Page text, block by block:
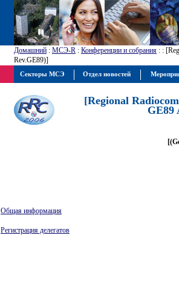
Домашний : МСЭ-R : Конференции и собрания : :
Rev.GE89)]
[Regional
GE89
Общая информация
Регистрация делегатов
Секторы МСЭ Отдел новостей